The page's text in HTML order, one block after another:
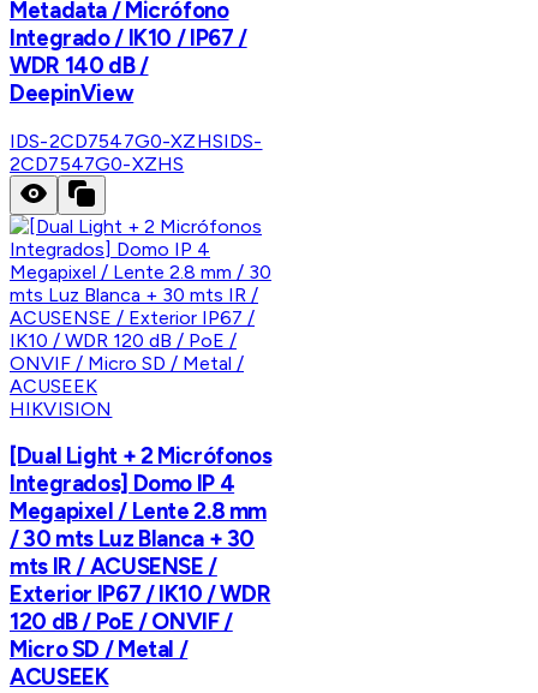
Metadata / Micrófono
Integrado / IK10 / IP67 /
WDR 140 dB /
DeepinView
IDS-2CD7547G0-XZHSIDS-
2CD7547G0-XZHS
HIKVISION
[Dual Light + 2 Micrófonos
Integrados] Domo IP 4
Megapixel / Lente 2.8 mm
/ 30 mts Luz Blanca + 30
mts IR / ACUSENSE /
Exterior IP67 / IK10 / WDR
120 dB / PoE / ONVIF /
Micro SD / Metal /
ACUSEEK